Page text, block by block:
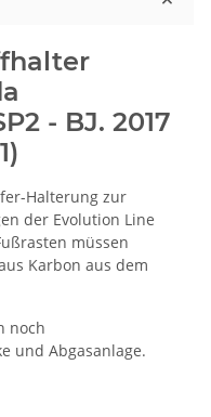
- BJ. 2017
Halterung zur
der Evolution Line
müssen
Karbon aus dem
noch
und Abgasanlage.